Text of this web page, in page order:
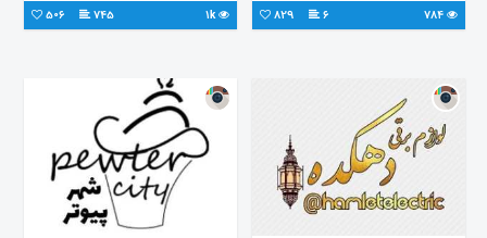
6
829
1k
745
506